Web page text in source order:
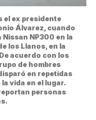
el ex presidente
Álvarez, cuando
NP300 en la
los Llanos, en la
acuerdo con los
de hombres
en repetidas
vida en el lugar.
personas